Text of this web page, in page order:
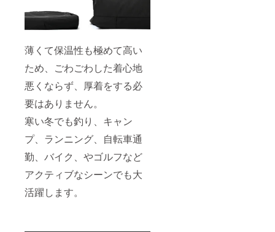
薄くて保温性も極めて高い
ため、ごわごわした着心地
悪くならず、厚着をする必
要はありません。
寒い冬でも釣り、キャン
プ、ランニング、自転車通
勤、バイク、やゴルフなど
アクティブなシーンでも大
活躍します。